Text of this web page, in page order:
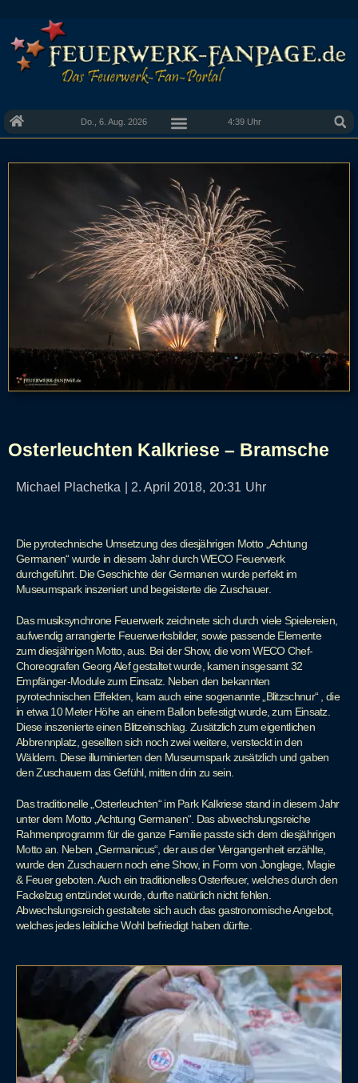
Do., 6. Aug. 2026 4:39 Uhr
Osterleuchten Kalkriese – Bramsche
Michael Plachetka 2. April 2018, 20:31 Uhr
Die pyrotechnische Umsetzung des diesjährigen Motto „Achtung
Germanen“ wurde in diesem Jahr durch WECO Feuerwerk
durchgeführt. Die Geschichte der Germanen wurde perfekt im
Museumspark inszeniert und begeisterte die Zuschauer.
Das musiksynchrone Feuerwerk zeichnete sich durch viele Spielereien,
aufwendig arrangierte Feuerwerksbilder, sowie passende Elemente
zum diesjährigen Motto, aus. Bei der Show, die vom WECO Chef-
Choreografen Georg Alef gestaltet wurde, kamen insgesamt 32
Empfänger-Module zum Einsatz. Neben den bekannten
pyrotechnischen Effekten, kam auch eine sogenannte „Blitzschnur“ , die
in etwa 10 Meter Höhe an einem Ballon befestigt wurde, zum Einsatz.
Diese inszenierte einen Blitzeinschlag. Zusätzlich zum eigentlichen
Abbrennplatz, gesellten sich noch zwei weitere, versteckt in den
Wäldern. Diese illuminierten den Museumspark zusätzlich und gaben
den Zuschauern das Gefühl, mitten drin zu sein.
Das traditionelle „Osterleuchten“ im Park Kalkriese stand in diesem Jahr
unter dem Motto „Achtung Germanen“. Das abwechslungsreiche
Rahmenprogramm für die ganze Familie passte sich dem diesjährigen
Motto an. Neben „Germanicus“, der aus der Vergangenheit erzählte,
wurde den Zuschauern noch eine Show, in Form von Jonglage, Magie
& Feuer geboten. Auch ein traditionelles Osterfeuer, welches durch den
Fackelzug entzündet wurde, durfte natürlich nicht fehlen.
Abwechslungsreich gestaltete sich auch das gastronomische Angebot,
welches jedes leibliche Wohl befriedigt haben dürfte.